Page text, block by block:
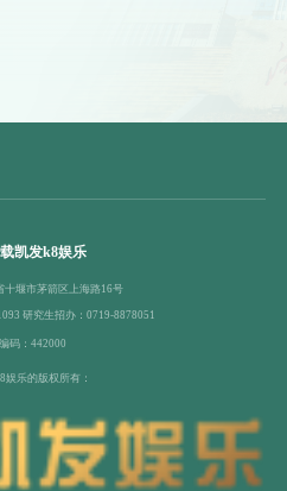
凯发k8娱乐
十堰市茅箭区上海路16号
研究生招办：0719-8878051
码：442000
娱乐的版权所有：